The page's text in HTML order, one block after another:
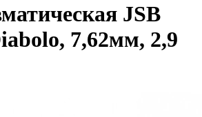
JSB
7,62мм, 2,9